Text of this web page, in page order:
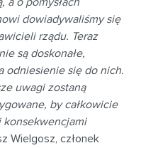
dowiadywaliśmy się
rządu. Teraz
są doskonałe,
odniesienie się do nich.
uwagi zostaną
by całkowicie
konsekwencjami
Wielgosz, członek